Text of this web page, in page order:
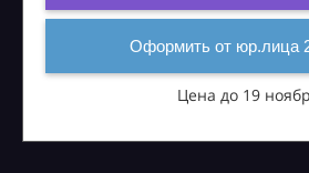
Оформить от юр.лица
Цена до 19